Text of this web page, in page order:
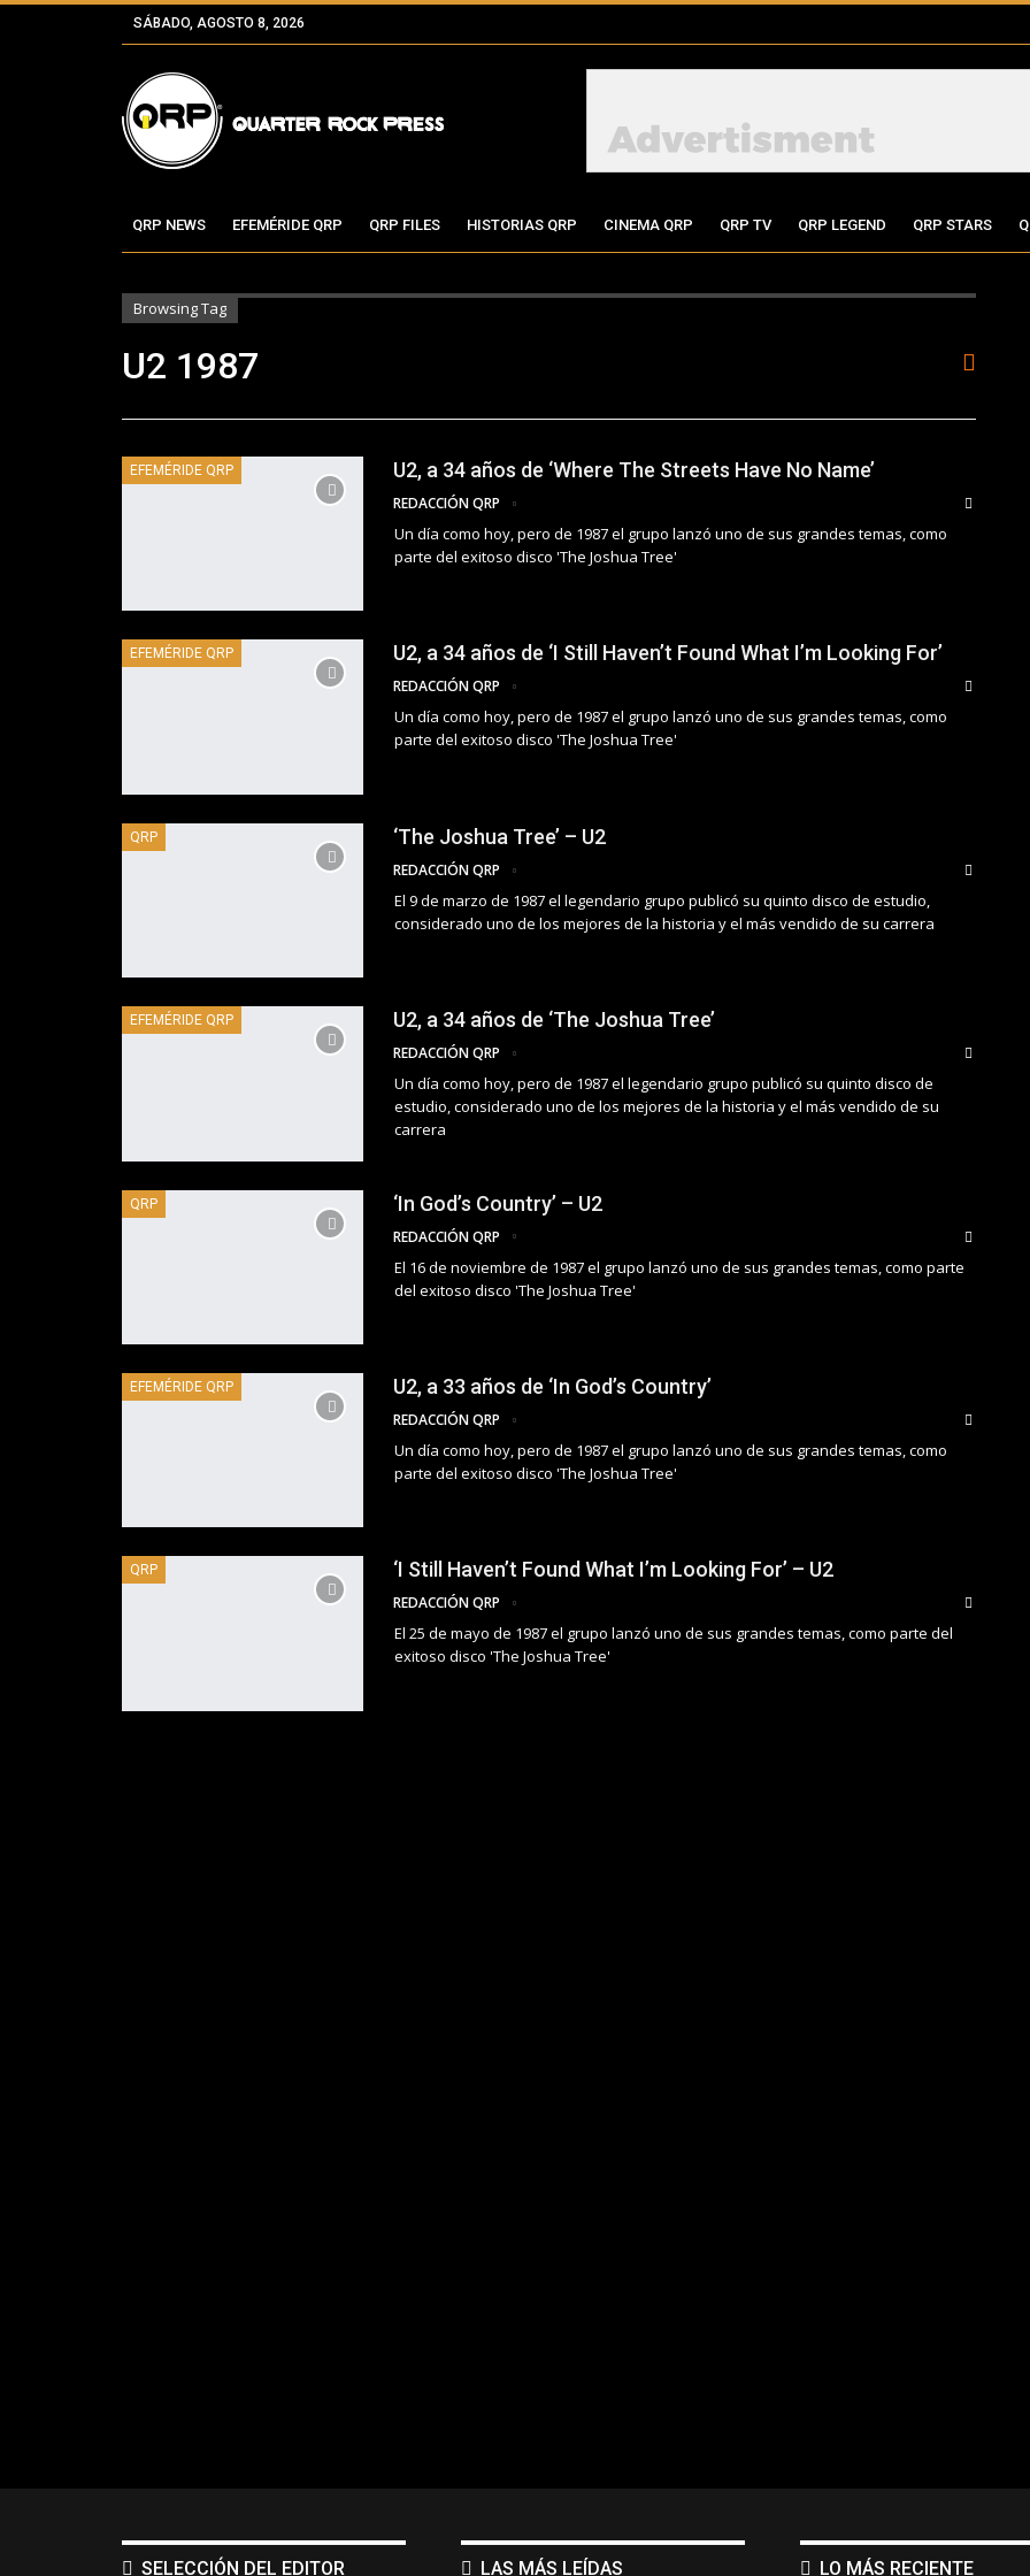
SÁBADO, AGOSTO 8, 2026
QRP NEWS EFEMÉRIDE QRP QRP FILES HISTORIAS QRP CINEMA QRP QRP TV QRP LEGEND QRP STARS
Browsing Tag
U2 1987
EFEMÉRIDE QRP U2, a 34 años de ‘Where The Streets Have No Name’
REDACCIÓN QRP
Un día como hoy, pero de 1987 el grupo lanzó uno de sus grandes temas, como
parte del exitoso disco 'The Joshua Tree'
EFEMÉRIDE QRP U2, a 34 años de ‘I Still Haven’t Found What I’m Looking For’
REDACCIÓN QRP
Un día como hoy, pero de 1987 el grupo lanzó uno de sus grandes temas, como
parte del exitoso disco 'The Joshua Tree'
QRP ‘The Joshua Tree’ – U2
REDACCIÓN QRP
El 9 de marzo de 1987 el legendario grupo publicó su quinto disco de estudio,
considerado uno de los mejores de la historia y el más vendido de su carrera
EFEMÉRIDE QRP U2, a 34 años de ‘The Joshua Tree’
REDACCIÓN QRP
Un día como hoy, pero de 1987 el legendario grupo publicó su quinto disco de
estudio, considerado uno de los mejores de la historia y el más vendido de su
carrera
QRP ‘In God’s Country’ – U2
REDACCIÓN QRP
El 16 de noviembre de 1987 el grupo lanzó uno de sus grandes temas, como parte
del exitoso disco 'The Joshua Tree'
EFEMÉRIDE QRP U2, a 33 años de ‘In God’s Country’
REDACCIÓN QRP
Un día como hoy, pero de 1987 el grupo lanzó uno de sus grandes temas, como
parte del exitoso disco 'The Joshua Tree'
QRP ‘I Still Haven’t Found What I’m Looking For’ – U2
REDACCIÓN QRP
El 25 de mayo de 1987 el grupo lanzó uno de sus grandes temas, como parte del
exitoso disco 'The Joshua Tree'
SELECCIÓN DEL EDITOR LAS MÁS LEÍDAS LO MÁS RECIENTE